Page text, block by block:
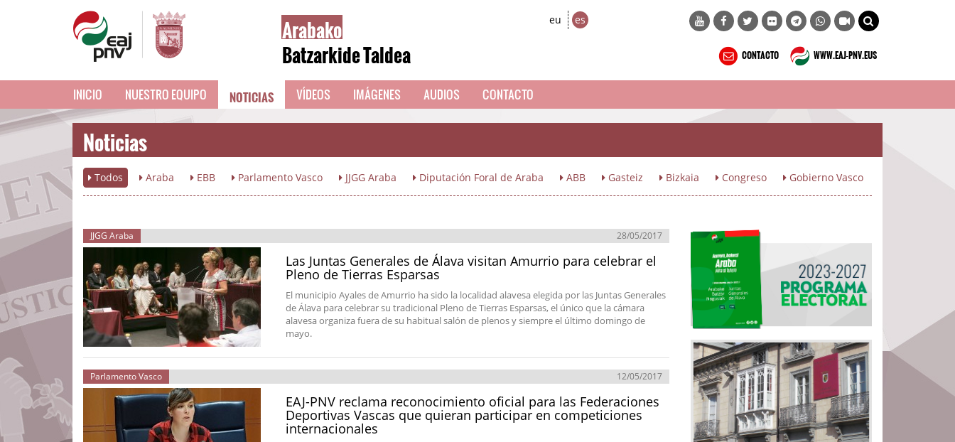
Arabako
Batzarkide Taldea
eu es
CONTACTO WWW.EAJ-PNV.EUS
INICIO NUESTRO EQUIPO NOTICIAS VÍDEOS IMÁGENES AUDIOS CONTACTO
Noticias
Todos Araba EBB Parlamento Vasco JJGG Araba Diputación Foral de Araba ABB Gasteiz Bizkaia Congreso Gobierno Vasco
JJGG Araba 28/05/2017
Las Juntas Generales de Álava visitan Amurrio para celebrar el
Pleno de Tierras Esparsas
El municipio Ayales de Amurrio ha sido la localidad alavesa elegida por las Juntas Generales
de Álava para celebrar su tradicional Pleno de Tierras Esparsas, el único que la cámara
alavesa organiza fuera de su habitual salón de plenos y siempre el último domingo de
mayo.
Parlamento Vasco 12/05/2017
EAJ-PNV reclama reconocimiento oficial para las Federaciones
Deportivas Vascas que quieran participar en competiciones
internacionales